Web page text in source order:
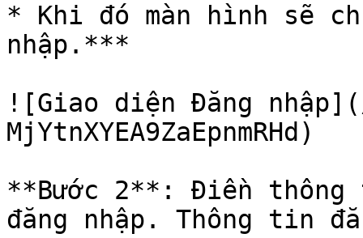
* Khi đó màn hình sẽ
nhập.***
![Giao diện Đăng
MjYtnXYEA9ZaEpnmRHd)
**Bước 2**: Điền thông
đăng nhập. Thông tin